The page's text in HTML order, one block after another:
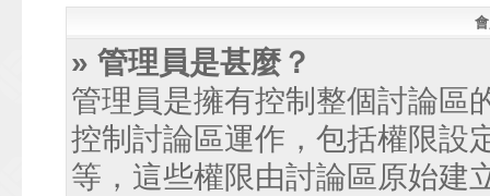
» 管理員是甚麼？
管理員是擁有控制整個討論區
控制討論區運作，包括權限設
等，這些權限由討論區原始建